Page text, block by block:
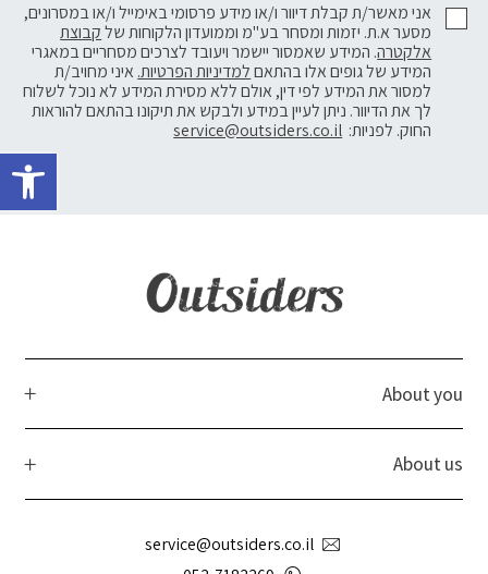
אני מאשר/ת קבלת דיוור ו/או מידע פרסומי באימייל ו/או במסרונים,
מסער א.ת. יזמות ומסחר בע"מ וממועדון הלקוחות שלקבוצת
אלקטרה. המידע שאמסור יישמר ויעובד לצרכים מסחריים במאגרי
המידע של גופים אלו בהתאםלמדיניות הפרטיות. איני מחויב/ת
למסור את המידע לפי דין, אולם ללא מסירת המידע לא נוכל לשלוח
לך את הדיוור. ניתן לעיין במידע ולבקש את תיקונו בהתאם להוראות
החוק. לפניות: service@outsiders.co.il
About you
About us
service@outsiders.co.il